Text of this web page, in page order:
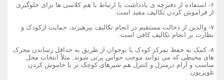
۶- استفاده از دفترچه ی یادداشت یا ارتباط با هم کلاسی ها برای جلوگیری
از فراموش کردن تکالیف مفید است.
۷- والدین از دخالت مستقیم در انجام تکالیف بپرهیزند، حمایت ازکودک و
نظارت بر انجام تکالیف کافی است.
۸- کمک به حفظ تمرکز کودک یا نوجوان از طریق به حداقل رساندن محرک
های محیطی که می توانند موجب حواس پرتی شوند. مثلاً انتخاب محل
مناسب و آرام درمنزل و کنترل هم شیرهای کوچک تر یا خاموش کردن
تلویزیون.